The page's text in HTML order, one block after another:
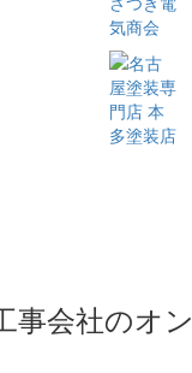
事会社のオ